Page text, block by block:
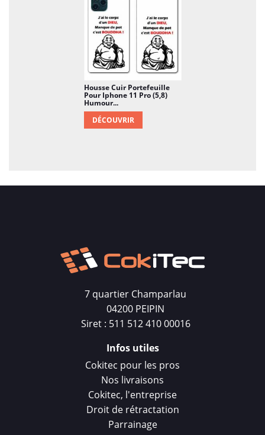
Housse Cuir Portefeuille
Pour Iphone 11 Pro (5,8)
Humour...
DÉCOUVRIR
7 quartier Champarlau
04200 PEIPIN
Siret : 511 512 410 00016
Infos utiles
Cokitec pour les pros
Nos livraisons
Cokitec, l'entreprise
Droit de rétractation
Parrainage